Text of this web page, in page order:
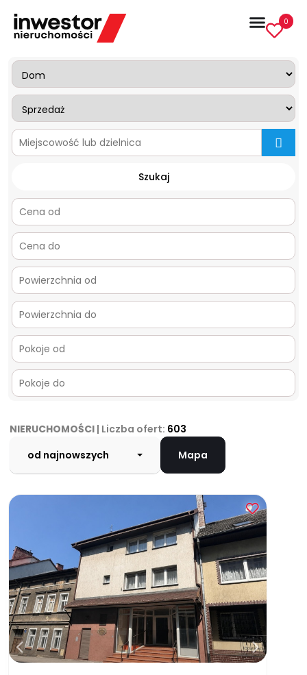
0
NIERUCHOMOŚCI | Liczba ofert: 603
od najnowszych
Mapa